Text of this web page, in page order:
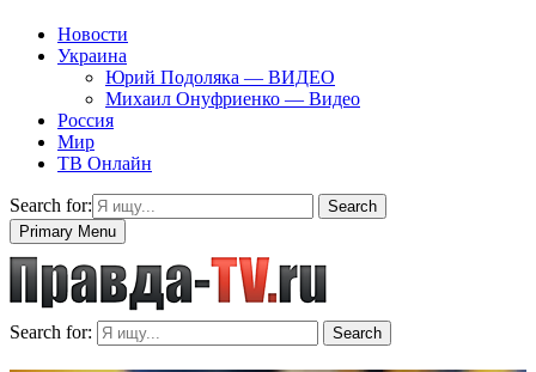
Новости
Украина
Юрий Подоляка — ВИДЕО
Михаил Онуфриенко — Видео
Россия
Мир
ТВ Онлайн
Search for:
Search
Primary Menu
Search for: Search